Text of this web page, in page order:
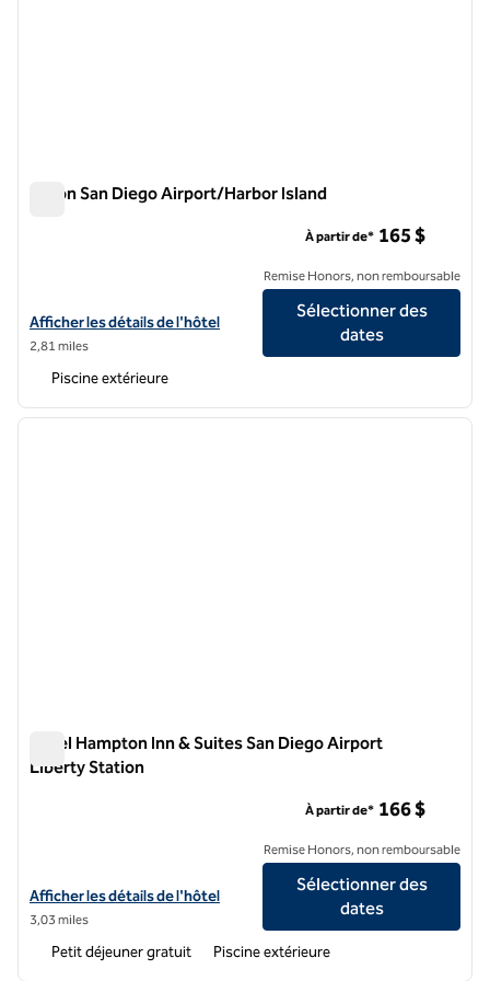
Hilton San Diego Airport/Harbor Island
Afficher les détails de l'hôtel Hilton San Diego Airport/Harbor Island
Afficher les détails de l'hôtel
2,81 miles
À partir de* 165 $
Remise Honors, non remboursable
Sélectionner des
dates
Piscine extérieure
1 sur 12
Hôtel Hampton Inn & Suites San Diego Airport
Liberty Station
Afficher les détails de l'hôtel Hampton Inn & Suites San Diego
Afficher les détails de l'hôtel
3,03 miles
À partir de* 166 $
Remise Honors, non remboursable
Sélectionner des
dates
Petit déjeuner gratuit Piscine extérieure